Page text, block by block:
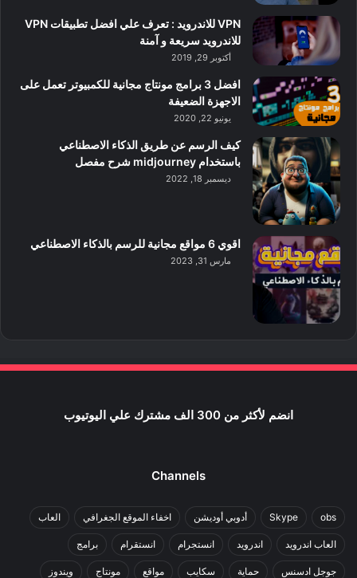
VPN للاندرويد : تعرف علي افضل تطبيقات VPN
للاندرويد سريعة و آمنة
أكتوبر 29, 2019
افضل 3 برامج مونتاج مجانية للكمبيوتر تعمل على
الاجهزة الضعيفة
يونيو 22, 2020
كيف الرسم عن طريق الذكاء الاصطناعي
باستخدام midjourney شرح مفصل
ديسمبر 18, 2022
اقوي 6 مواقع مجانية للرسم بالذكاء الاصطناعي
مارس 31, 2023
انضم لأكثر من 300 الف مشترك علي اليوتيوب
Channels
obs
Skype أدوبي أوديشن اخفاء الموقع الجغرافي العاب
العاب اندرويد اندرويد انستجرام انستقرام برامج
جوجل ادسنس حماية سكايب مواقع مونتاج ويندوز